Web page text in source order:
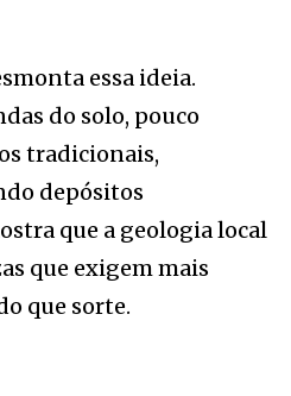
essa ideia.
do solo, pouco
tradicionais,
depósitos
que a geologia local
que exigem mais
que sorte.